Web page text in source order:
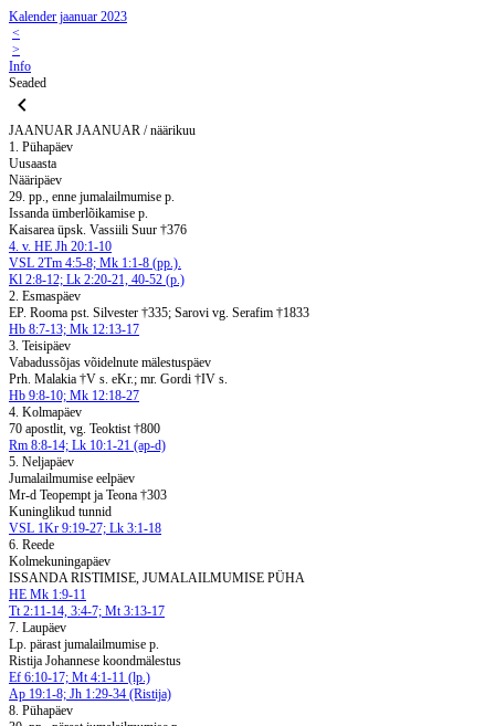
Kalender jaanuar 2023
<
>
Info
Seaded
JAANUAR JAANUAR / näärikuu
1. Pühapäev
Uusaasta
Nääripäev
29. pp., enne jumalailmumise p.
Issanda ümberlõikamise p.
Kaisarea üpsk. Vassiili Suur †376
4. v. HE Jh 20:1-10
VSL 2Tm 4:5-8; Mk 1:1-8 (pp.).
Kl 2:8-12; Lk 2:20-21, 40-52 (p.)
2. Esmaspäev
EP. Rooma pst. Silvester †335; Sarovi vg. Serafim †1833
Hb 8:7-13; Mk 12:13-17
3. Teisipäev
Vabadussõjas võidelnute mälestuspäev
Prh. Malakia †V s. eKr.; mr. Gordi †IV s.
Hb 9:8-10; Mk 12:18-27
4. Kolmapäev
70 apostlit, vg. Teoktist †800
Rm 8:8-14; Lk 10:1-21 (ap-d)
5. Neljapäev
Jumalailmumise eelpäev
Mr-d Teopempt ja Teona †303
Kuninglikud tunnid
VSL 1Kr 9:19-27; Lk 3:1-18
6. Reede
Kolmekuningapäev
ISSANDA RISTIMISE, JUMALAILMUMISE PÜHA
HE Mk 1:9-11
Tt 2:11-14, 3:4-7; Mt 3:13-17
7. Laupäev
Lp. pärast jumalailmumise p.
Ristija Johannese koondmälestus
Ef 6:10-17; Mt 4:1-11 (lp.)
Ap 19:1-8; Jh 1:29-34 (Ristija)
8. Pühapäev